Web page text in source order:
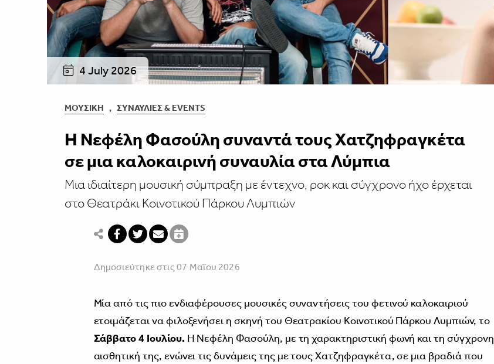
4 July 2026
ΜΟΥΣΙΚΉ , ΣΥΝΑΥΛΊΕΣ & EVENTS
Η Νεφέλη Φασούλη συναντά τους Χατζηφραγκέτα
σε μια καλοκαιρινή συναυλία στα Λύμπια
Μια ιδιαίτερη μουσική σύμπραξη με έντεχνο, ροκ και σύγχρονο ήχο έρχεται
στο Θεατράκι Κοινοτικού Πάρκου Λυμπιών
Δημοσιεύτηκε στις 07 Μαΐου 2026
Μία από τις πιο ενδιαφέρουσες μουσικές συναντήσεις του φετινού καλοκαιριού
ετοιμάζεται να φιλοξενήσει η σκηνή του Θεατρακίου Κοινοτικού Πάρκου Λυμπιών, το
Σάββατο 4 Ιουλίου. Η Νεφέλη Φασούλη, με τη χαρακτηριστική φωνή και τη σύγχρονη
αισθητική της, ενώνει τις δυνάμεις της με τους Χατζηφραγκέτα, σε μια βραδιά που